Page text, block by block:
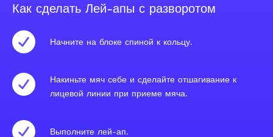
Как сделать Лей-апы с разворотом
Начните на блоке спиной к кольцу.
Накиньте мяч себе и сделайте отшагивание к
лицевой линии при приеме мяча.
Выполните лей-ап.